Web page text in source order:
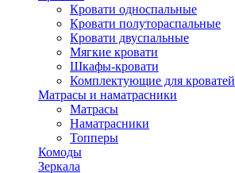
Кровати односпальные
Кровати полутораспальные
Кровати двуспальные
Мягкие кровати
Шкафы-кровати
Комплектующие для кроватей
Матрасы и наматрасники
Матрасы
Наматрасники
Топперы
Комоды
Зеркала